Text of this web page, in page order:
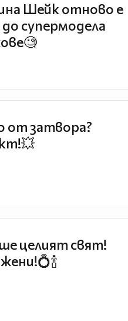
Шейк отново е
супермодела
от затвора?
целият свят!